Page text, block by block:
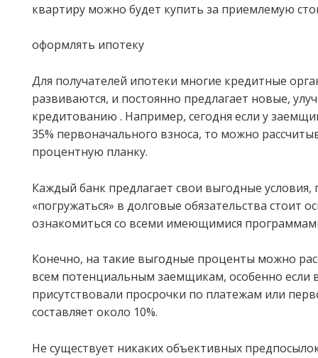
квартиру можно будет купить за приемлемую
оформлять ипотеку
Для получателей ипотеки многие кредитные
развиваются, и постоянно предлагает новые,
кредитованию . Например, сегодня если у
35% первоначального взноса, то можно
процентную планку.
Каждый банк предлагает свои выгодные
«погружаться» в долговые обязательства стоит
ознакомиться со всеми имеющимися
Конечно, на такие выгодные проценты можно
всем потенциальным заемщикам, особенно если
присутствовали просрочки по платежам или
составляет около 10%.
Не существует никаких объективных